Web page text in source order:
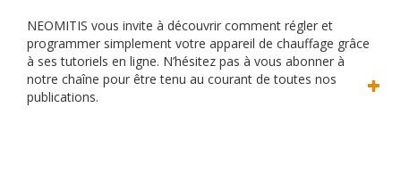
NEOMITIS vous invite à découvrir comment régler et
programmer simplement votre appareil de chauffage grâce
à ses tutoriels en ligne. N’hésitez pas à vous abonner à
notre chaîne pour être tenu au courant de toutes nos
publications.